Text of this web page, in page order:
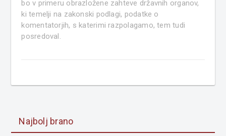
bo v primeru obrazložene zahteve državnih organov,
ki temelji na zakonski podlagi, podatke o
komentatorjih, s katerimi razpolagamo, tem tudi
posredoval.
Najbolj brano